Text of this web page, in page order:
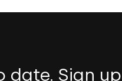
date. Sign